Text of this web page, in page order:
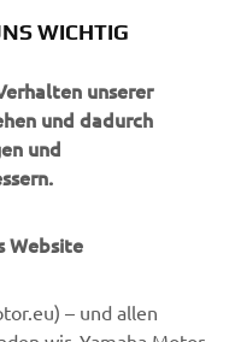
zu stellen, hat
von Tests
Motorräder im
hat Yamaha
Fahrwerk entwickelt.
größerer
einschließlich der
ein absolutes
WICHTIG
unserer
und dadurch
und
Website
– und allen